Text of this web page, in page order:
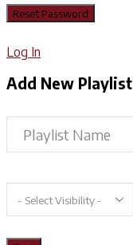
Log In
Add New Playlist